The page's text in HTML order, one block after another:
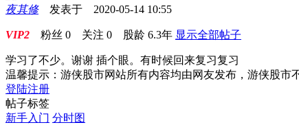
夜其修发表于 2020-05-14 10:55
VIP2 粉丝 0 关注 0 股龄 6.3年 显示全部帖子
学习了不少。谢谢 插个眼。有时候回来复习复习
温馨提示：游侠股市网站所有内容均由网友发布，游侠股市
登陆注册
帖子标签
新手入门 分时图